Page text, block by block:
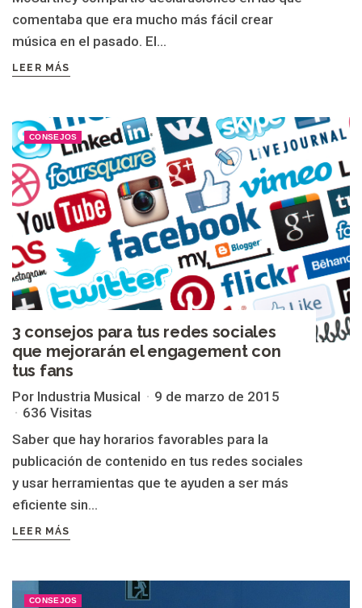
comentaba que era mucho más fácil crear
música en el pasado. El...
LEER MÁS
CONSEJOS
3 consejos para tus redes sociales
que mejorarán el engagement con
tus fans
Por Industria Musical
9 de marzo de 2015
636 Visitas
Saber que hay horarios favorables para la
publicación de contenido en tus redes sociales
y usar herramientas que te ayuden a ser más
eficiente sin...
LEER MÁS
CONSEJOS